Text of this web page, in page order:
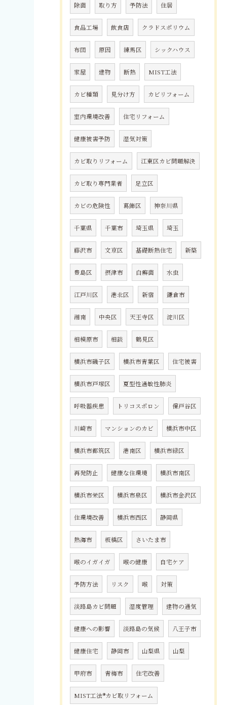
除菌 取り方 予防法 住居
食品工場 飲食店 クラドスポリウム
布団 原因 練馬区 シックハウス
家屋 建物 断熱 MIST工法
カビ種類 見分け方 カビリフォーム
室内環境改善 住宅リフォーム
健康被害予防 湿気対策
カビ取りリフォーム 江東区カビ問題解決
カビ取り専門業者 足立区
カビの危険性 葛飾区 神奈川県
千葉県 千葉市 埼玉県 埼玉
藤沢市 文京区 基礎断熱住宅 新築
豊島区 摂津市 白癬菌 水虫
江戸川区 港北区 新宿 鎌倉市
湘南 中央区 天王寺区 淀川区
相模原市 相談 鶴見区
横浜市磯子区 横浜市青葉区 住宅被害
横浜市戸塚区 夏型性過敏性肺炎
呼吸器疾患 トリコスポロン 保戸谷区
川崎市 マンションのカビ 横浜市中区
横浜市都筑区 港南区 横浜市緑区
再発防止 健康な住環境 横浜市南区
横浜市栄区 横浜市泉区 横浜市金沢区
住環境改善 横浜市西区 静岡県
熱海市 板橋区 さいたま市
喉のイガイガ 喉の健康 自宅ケア
予防方法 リスク 喉 対策
淡路島カビ問題 湿度管理 建物の通気
健康への影響 淡路島の気候 八王子市
健康住宅 静岡市 山梨県 山梨
甲府市 青梅市 住宅改善
MIST工法®カビ取リフォーム